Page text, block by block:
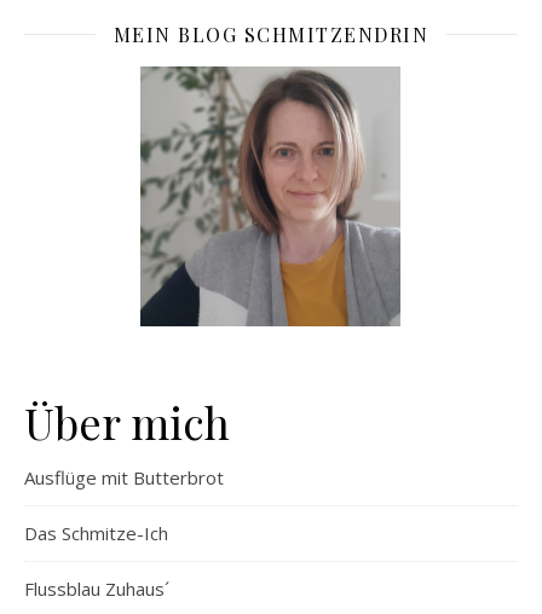
MEIN BLOG SCHMITZENDRIN
Über mich
Ausflüge mit Butterbrot
Das Schmitze-Ich
Flussblau Zuhaus´